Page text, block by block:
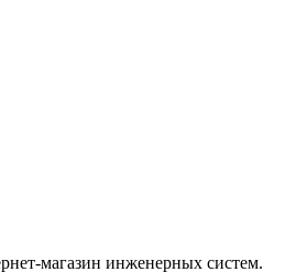
магазин инженерных систем.